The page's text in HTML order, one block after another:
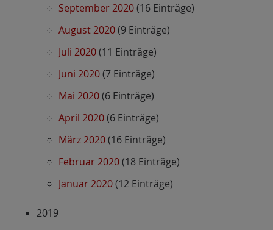
September 2020(16 Einträge)
August 2020(9 Einträge)
Juli 2020(11 Einträge)
Juni 2020(7 Einträge)
Mai 2020(6 Einträge)
April 2020(6 Einträge)
März 2020(16 Einträge)
Februar 2020(18 Einträge)
Januar 2020(12 Einträge)
2019